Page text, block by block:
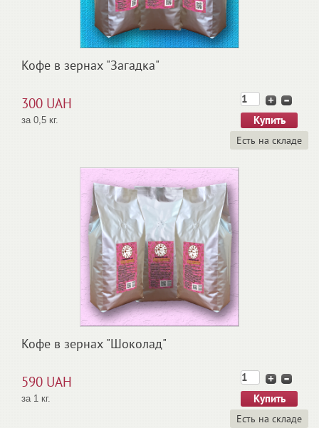
Кофе в зернах "Загадка"
300 UAH
за 0,5 кг.
Есть на складе
Кофе в зернах "Шоколад"
590 UAH
за 1 кг.
Есть на складе